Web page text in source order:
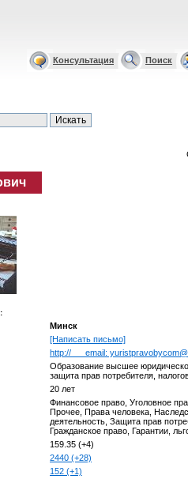
Консультация Поиск
Минск
[Написать письмо]
http://___email:
Образование высшее
защита прав потребителя,
20 лет
Финансовое право, Уголовное
Прочее, Права человека,
деятельность, Защита прав
Гражданское право, Гарантии,
159.35 (+4)
2440 (+28)
152 (+1)